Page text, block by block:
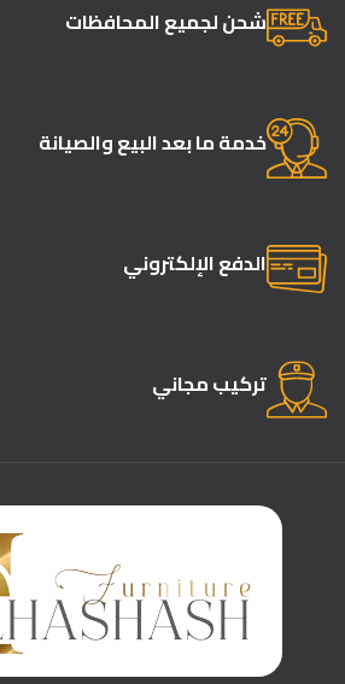
شحن لجميع المحافظات
خدمة ما بعد البيع والصيانة
الدفع الإلكتروني
تركيب مجاني